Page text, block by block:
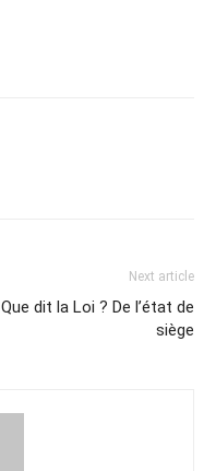
Next article
Que dit la Loi ? De l’état de
siège